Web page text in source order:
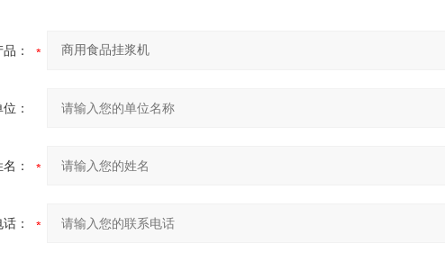
品：
：
：
：